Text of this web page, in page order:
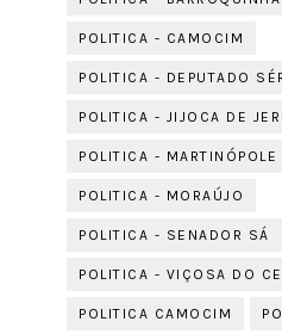
POLITICA - CAMOCIM
POLITICA - DEPUTADO
POLITICA - JIJOCA DE
POLITICA - MARTINÓPOLE
POLITICA - MORAÚJO
POLITICA - SENADOR SÁ
POLITICA - VIÇOSA DO
POLITICA CAMOCIM